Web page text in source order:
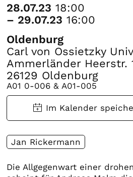
28.07.23 18:00
– 29.07.23 16:00
Oldenburg
Carl von Ossietzky
Ammerländer Heerstr.
26129 Oldenburg
A01 0-006 & A01-005
Jan Rickermann
Die Allgegenwart einer